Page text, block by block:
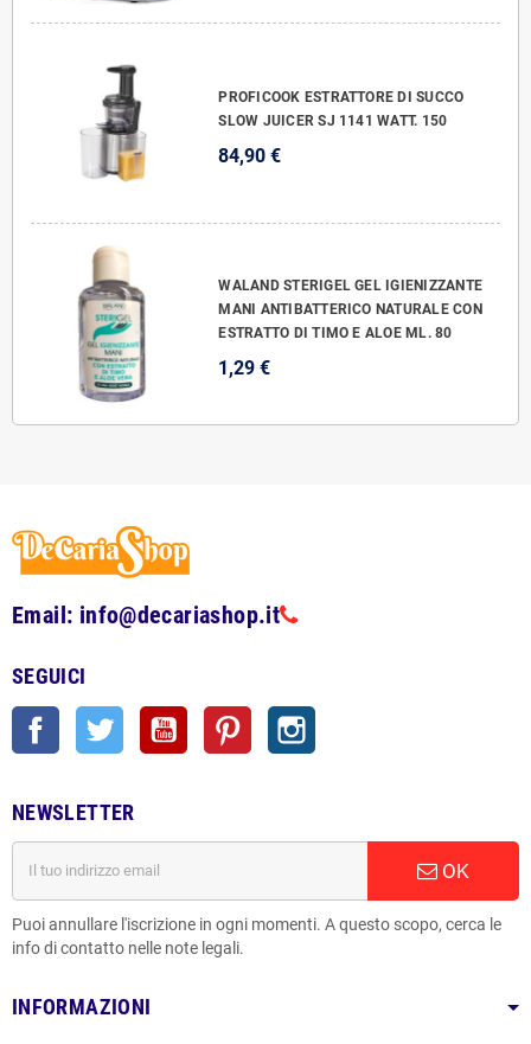
PROFICOOK ESTRATTORE DI SUCCO
SLOW JUICER SJ 1141 WATT. 150
84,90 €
WALAND STERIGEL GEL IGIENIZZANTE
MANI ANTIBATTERICO NATURALE CON
ESTRATTO DI TIMO E ALOE ML. 80
1,29 €
Email: info@decariashop.it
SEGUICI
Facebook Twitter YouTube Pinterest
NEWSLETTER
OK
Puoi annullare l'iscrizione in ogni momenti. A questo scopo, cerca le
info di contatto nelle note legali.
INFORMAZIONI